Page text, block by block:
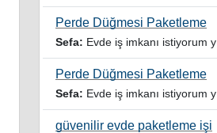
Perde Düğmesi Paketleme
Sefa: Evde iş imkanı istiyorum yardımcı olur musunuz
Perde Düğmesi Paketleme
Sefa: Evde iş imkanı istiyorum yardımcı olursanız sevinirim
güvenilir evde paketleme işi